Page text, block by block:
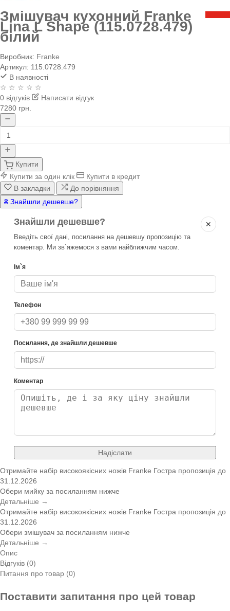
Змішувач кухонний Franke
Lina L Shape (115.0728.479)
білий
Виробник: Franke
Артикул: 115.0728.479
В наявності
☆ ☆ ☆ ☆ ☆
0 відгуків
Написати відгук
7280 грн.
Купити
Купити за один клік
Купити в кредит
В закладки
До порівняння
₴ Знайшли дешевше?
✕
Знайшли дешевше?
Введіть свої дані, посилання на дешевшу пропозицію та
коментар. Ми зв`яжемося з вами найближчим часом.
Ім`я
Телефон
Посилання, де знайшли дешевше
Коментар
Надіслати
Отримайте набір високоякісних ножів Franke Гостра пропозиція до
31.12.2026
Обери мийку за посиланням нижче
Детальніше →
Отримайте набір високоякісних ножів Franke Гостра пропозиція до
31.12.2026
Обери змішувач за посиланням нижче
Детальніше →
Опис
Відгуків (0)
Питання про товар (0)
Поставити запитання про цей товар